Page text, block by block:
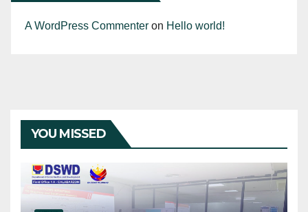
A WordPress Commenter on Hello world!
YOU MISSED